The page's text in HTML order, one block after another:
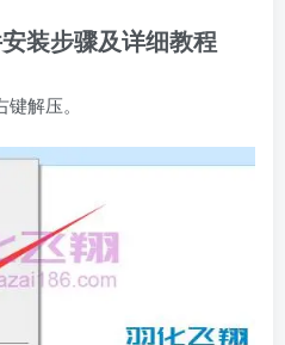
装步骤及详细教程
解压。